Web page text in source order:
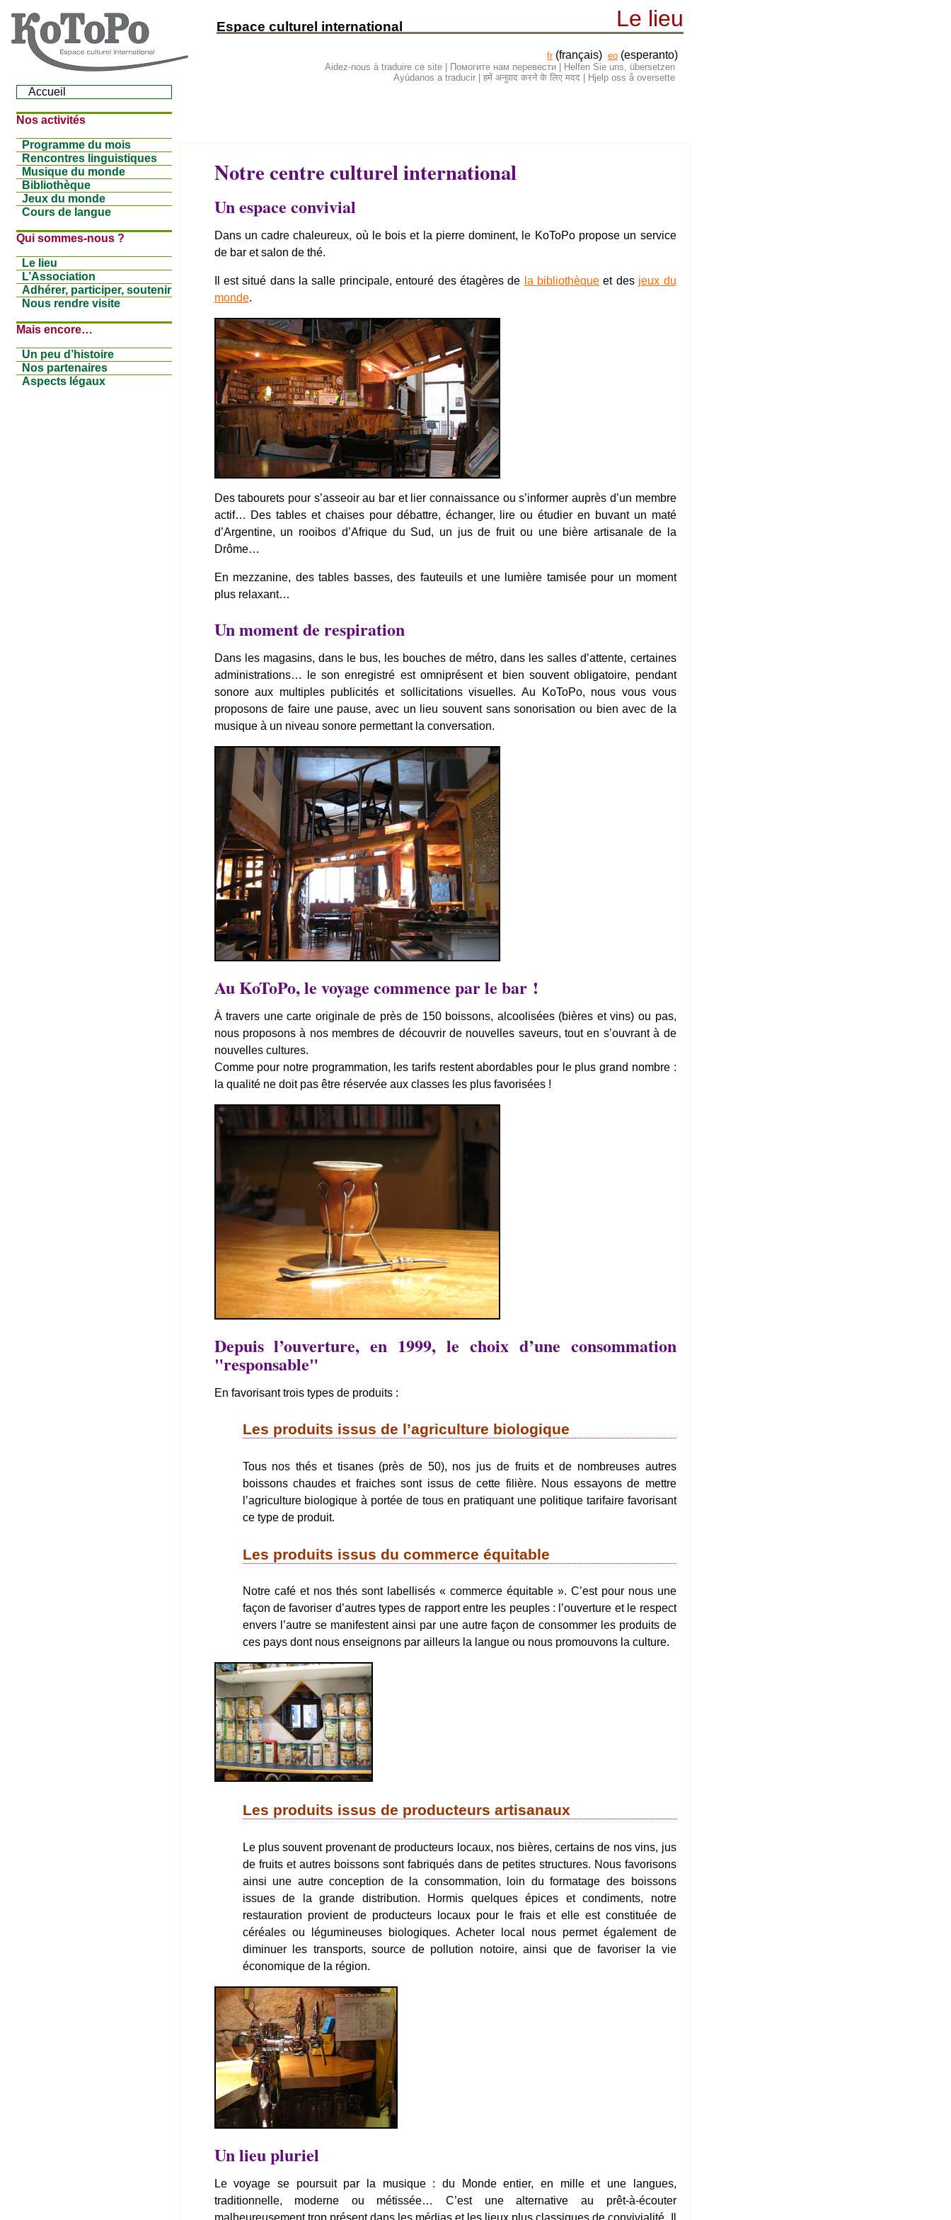
Espace culturel international Le lieu
fr(français) eo (esperanto)
Aidez-nous à traduire ce site | Помогите нам перевести | Helfen Sie uns, übersetzen
Ayúdanos a traducir | हमें अनुवाद करने के लिए मदद | Hjelp oss å oversette
Accueil
Nos activités
Programme du mois
Rencontres linguistiques
Musique du monde
Bibliothèque
Jeux du monde
Cours de langue
Qui sommes-nous ?
Le lieu
L’Association
Adhérer, participer, soutenir
Nous rendre visite
Mais encore…
Un peu d’histoire
Nos partenaires
Aspects légaux
Notre centre culturel international
Un espace convivial
Dans un cadre chaleureux, où le bois et la pierre dominent, le KoToPo propose un service
de bar et salon de thé.
Il est situé dans la salle principale, entouré des étagères de la bibliothèque et des jeux du
monde.
Des tabourets pour s’asseoir au bar et lier connaissance ou s’informer auprès d’un membre
actif… Des tables et chaises pour débattre, échanger, lire ou étudier en buvant un maté
d’Argentine, un rooibos d’Afrique du Sud, un jus de fruit ou une bière artisanale de la
Drôme…
En mezzanine, des tables basses, des fauteuils et une lumière tamisée pour un moment
plus relaxant…
Un moment de respiration
Dans les magasins, dans le bus, les bouches de métro, dans les salles d’attente, certaines
administrations… le son enregistré est omniprésent et bien souvent obligatoire, pendant
sonore aux multiples publicités et sollicitations visuelles. Au KoToPo, nous vous vous
proposons de faire une pause, avec un lieu souvent sans sonorisation ou bien avec de la
musique à un niveau sonore permettant la conversation.
Au KoToPo, le voyage commence par le bar !
À travers une carte originale de près de 150 boissons, alcoolisées (bières et vins) ou pas,
nous proposons à nos membres de découvrir de nouvelles saveurs, tout en s’ouvrant à de
nouvelles cultures.
Comme pour notre programmation, les tarifs restent abordables pour le plus grand nombre :
la qualité ne doit pas être réservée aux classes les plus favorisées !
Depuis l’ouverture, en 1999, le choix d’une consommation
"responsable"
En favorisant trois types de produits :
Les produits issus de l’agriculture biologique
Tous nos thés et tisanes (près de 50), nos jus de fruits et de nombreuses autres
boissons chaudes et fraiches sont issus de cette filière. Nous essayons de mettre
l’agriculture biologique à portée de tous en pratiquant une politique tarifaire favorisant
ce type de produit.
Les produits issus du commerce équitable
Notre café et nos thés sont labellisés « commerce équitable ». C’est pour nous une
façon de favoriser d’autres types de rapport entre les peuples : l’ouverture et le respect
envers l’autre se manifestent ainsi par une autre façon de consommer les produits de
ces pays dont nous enseignons par ailleurs la langue ou nous promouvons la culture.
Les produits issus de producteurs artisanaux
Le plus souvent provenant de producteurs locaux, nos bières, certains de nos vins, jus
de fruits et autres boissons sont fabriqués dans de petites structures. Nous favorisons
ainsi une autre conception de la consommation, loin du formatage des boissons
issues de la grande distribution. Hormis quelques épices et condiments, notre
restauration provient de producteurs locaux pour le frais et elle est constituée de
céréales ou légumineuses biologiques. Acheter local nous permet également de
diminuer les transports, source de pollution notoire, ainsi que de favoriser la vie
économique de la région.
Un lieu pluriel
Le voyage se poursuit par la musique : du Monde entier, en mille et une langues,
traditionnelle, moderne ou métissée… C’est une alternative au prêt-à-écouter
malheureusement trop présent dans les médias et les lieux plus classiques de convivialité. Il